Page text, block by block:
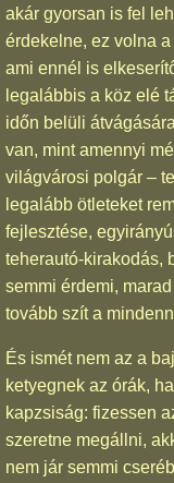
akár gyorsan is fel
érdekelne, ez volna
ami ennél is
legalábbis a köz elé
időn belüli
van, mint amennyi
világvárosi polgár –
legalább ötleteket
fejlesztése,
teherautó-kirakodás,
semmi érdemi,
tovább szít a
És ismét nem az a
ketyegnek az órák,
kapzsiság: fizessen
szeretne megállni,
nem jár semmi